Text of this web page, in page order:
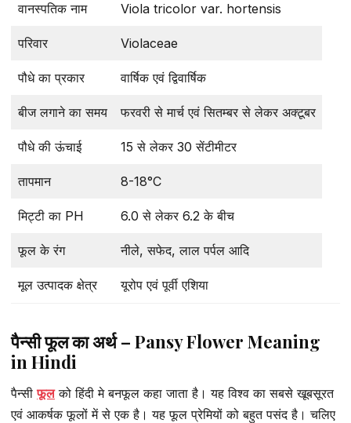
वानस्पतिक नाम Viola tricolor var. hortensis
परिवार Violaceae
पौधे का प्रकार वार्षिक एवं द्विवार्षिक
बीज लगाने का समय फरवरी से मार्च एवं सितम्बर से लेकर अक्टूबर
पौधे की ऊंचाई 15 से लेकर 30 सेंटीमीटर
तापमान 8-18°C
मिट्टी का PH 6.0 से लेकर 6.2 के बीच
फूल के रंग नीले, सफेद, लाल पर्पल आदि
मूल उत्पादक क्षेत्र यूरोप एवं पूर्वी एशिया
पैन्सी फूल का अर्थ – Pansy Flower Meaning
in Hindi
पैन्सीफूलको हिंदी मे बनफूल कहा जाता है। यह विश्व का सबसे खूबसूरत
एवं आकर्षक फूलों में से एक है। यह फूल प्रेमियों को बहुत पसंद है। चलिए